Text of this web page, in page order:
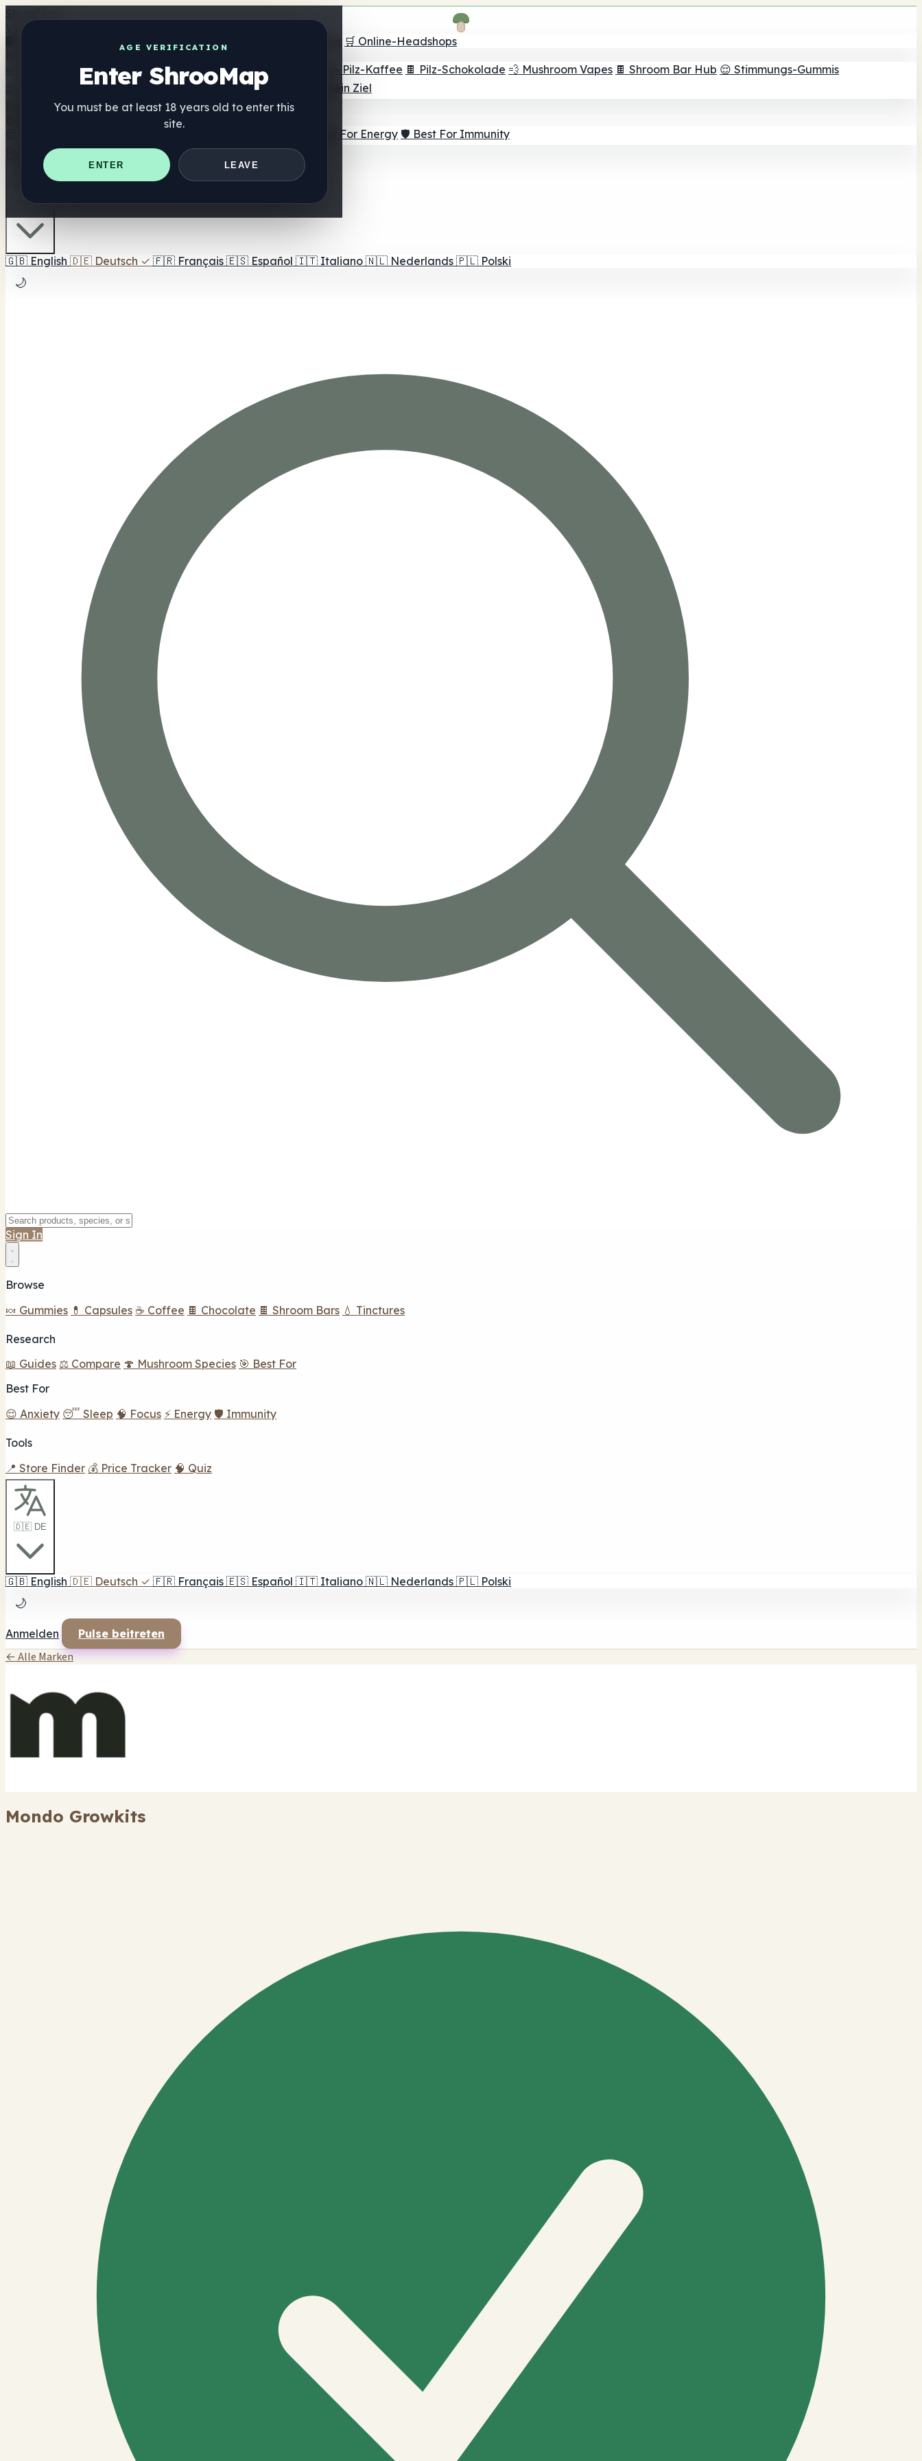
AGE VERIFICATION
Enter ShrooMap
You must be at least 18 years old to enter this
site.
ENTER LEAVE
Verzeichnis
📍 Headshop-Finder
🛒 Online-Headshops
🍬 Pilz-Gummis 💊 Pilz-Kapseln 💧 Pilz-Tinkturen 🫙 Pilz-Pulver ☕ Pilz-Kaffee 🍫 Pilz-Schokolade 💨 Mushroom Vapes 🍫 Shroom Bar Hub 😌 Stimmungs-Gummis
⚖️ Produkte vergleichen 💰 Angebote & Rabatte 🎯 Beste für dein Ziel
⚡ Best For Energy 🛡️ Best For Immunity
Ratgeber Quiz Blog In der Nähe
🇩🇪 DE
🇬🇧 English 🇩🇪 Deutsch ✓ 🇫🇷 Français 🇪🇸 Español 🇮🇹 Italiano 🇳🇱 Nederlands 🇵🇱 Polski
🌙
Sign In
Browse
🍬 Gummies 💊 Capsules ☕ Coffee 🍫 Chocolate 🍫 Shroom Bars 💧 Tinctures
Research
📖 Guides ⚖️ Compare 🍄 Mushroom Species 🎯 Best For
Best For
😌 Anxiety 😴 Sleep 🧠 Focus ⚡ Energy 🛡️ Immunity
Tools
📍 Store Finder 💰 Price Tracker 🧠 Quiz
🇩🇪 DE
🇬🇧 English 🇩🇪 Deutsch ✓ 🇫🇷 Français 🇪🇸 Español 🇮🇹 Italiano 🇳🇱 Nederlands 🇵🇱 Polski
🌙
Anmelden Pulse beitreten
← Alle Marken
Mondo Growkits